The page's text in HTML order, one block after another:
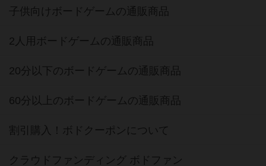
子供向けボードゲームの通販商品
2人用ボードゲームの通販商品
20分以下のボードゲームの通販商品
60分以上のボードゲームの通販商品
割引購入！ボドクーポンについて
クラウドファンディング ボドファン